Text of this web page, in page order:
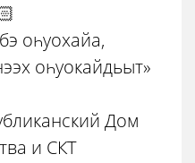
оһуохайа,
оһуокайдьыт»
Дом
и СКТ